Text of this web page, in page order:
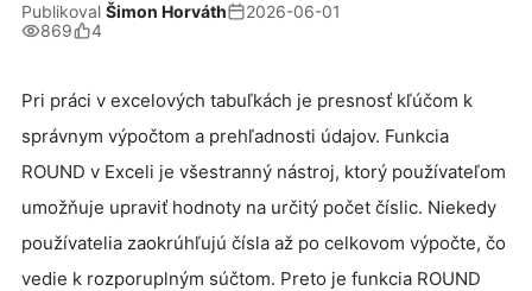
Publikoval Šimon Horváth
2026-06-01
869
4
Pri práci v excelových tabuľkách je presnosť kľúčom k
správnym výpočtom a prehľadnosti údajov. Funkcia
ROUND v Exceli je všestranný nástroj, ktorý používateľom
umožňuje upraviť hodnoty na určitý počet číslic. Niekedy
používatelia zaokrúhľujú čísla až po celkovom výpočte, čo
vedie k rozporuplným súčtom. Preto je funkcia ROUND